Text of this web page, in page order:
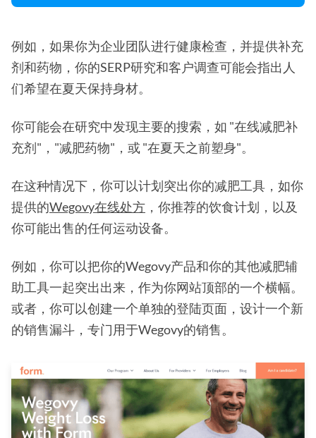
例如，如果你为企业团队进行健康检查，并提供补充
剂和药物，你的SERP研究和客户调查可能会指出人
们希望在夏天保持身材。
你可能会在研究中发现主要的搜索，如 "在线减肥补
充剂"，"减肥药物"，或 "在夏天之前塑身"。
在这种情况下，你可以计划突出你的减肥工具，如你
提供的Wegovy在线处方 ，你推荐的饮食计划，以及
你可能出售的任何运动设备。
例如，你可以把你的Wegovy产品和你的其他减肥辅
助工具一起突出出来，作为你网站顶部的一个横幅。
或者，你可以创建一个单独的登陆页面，设计一个新
的销售漏斗，专门用于Wegovy的销售。